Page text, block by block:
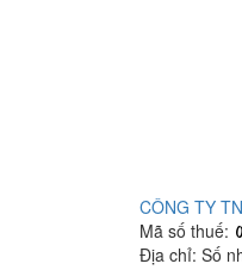
CÔNG TY
Mã số thuế:
Địa chỉ: Số